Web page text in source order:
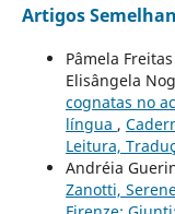
Artigos
Pâmela
Elisângela
cognatas no
língua ,
Leitura,
Andréia
Zanotti,